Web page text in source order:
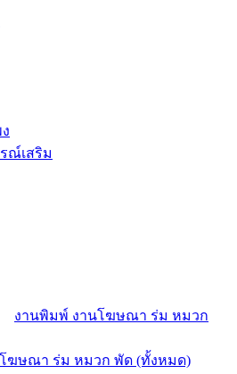
ณ์เสริม
งานพิมพ์ งานโฆษณา ร่ม หมวก
ฆษณา ร่ม หมวก พัด (ทั้งหมด)